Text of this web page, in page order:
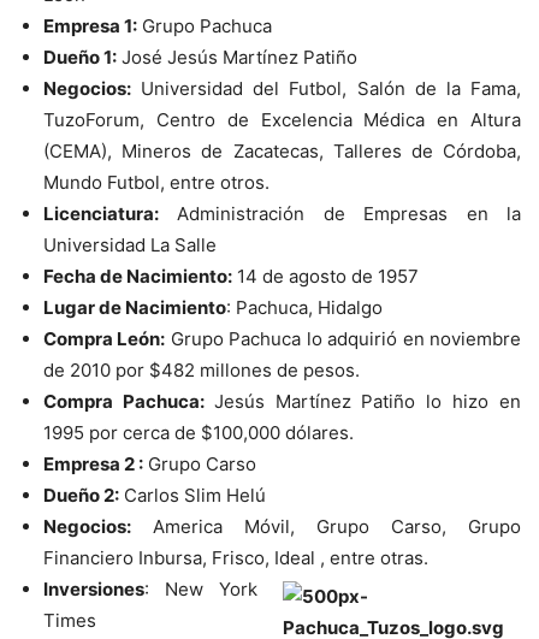
Empresa 1: Grupo Pachuca
Dueño 1: José Jesús Martínez Patiño
Negocios: Universidad del Futbol, Salón de la Fama,
TuzoForum, Centro de Excelencia Médica en Altura
(CEMA), Mineros de Zacatecas, Talleres de Córdoba,
Mundo Futbol, entre otros.
Licenciatura: Administración de Empresas en la
Universidad La Salle
Fecha de Nacimiento: 14 de agosto de 1957
Lugar de Nacimiento: Pachuca, Hidalgo
Compra León: Grupo Pachuca lo adquirió en noviembre
de 2010 por $482 millones de pesos.
Compra Pachuca: Jesús Martínez Patiño lo hizo en
1995 por cerca de $100,000 dólares.
Empresa 2 : Grupo Carso
Dueño 2: Carlos Slim Helú
Negocios: America Móvil, Grupo Carso, Grupo
Financiero Inbursa, Frisco, Ideal , entre otras.
Inversiones: New York
Times